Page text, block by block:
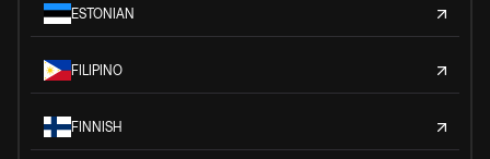
ESTONIAN
FILIPINO
FINNISH